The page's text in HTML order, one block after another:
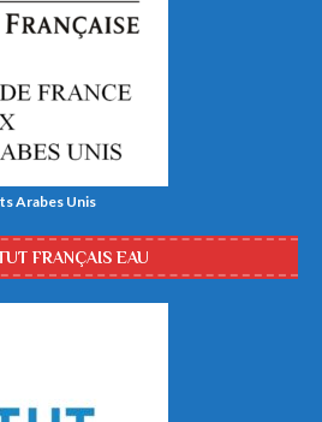
Arabes Unis
FRANÇAIS EAU